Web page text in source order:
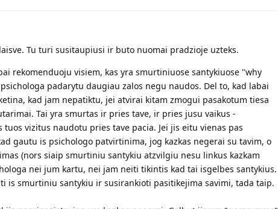
Tu turi susitaupiusi ir buto nuomai pradzioje uzteks.
rekomenduoju visiem, kas yra smurtiniuose santykiuose "why
padarytu daugiau zalos negu naudos. Del to, kad labai
kad jam nepatiktu, jei atvirai kitam zmogui pasakotum tiesa
Tai yra smurtas ir pries tave, ir pries jusu vaikus -
vizitus naudotu pries tave pacia. Jei jis eitu vienas pas
gautu is psichologo patvirtinima, jog kazkas negerai su tavim, o
(nors siaip smurtiniu santykiu atzvilgiu nesu linkus kazkam
nei jum kartu, nei jam neiti tikintis kad tai isgelbes santykius.
is smurtiniu santykiu ir susirankioti pasitikejima savimi, tada taip.